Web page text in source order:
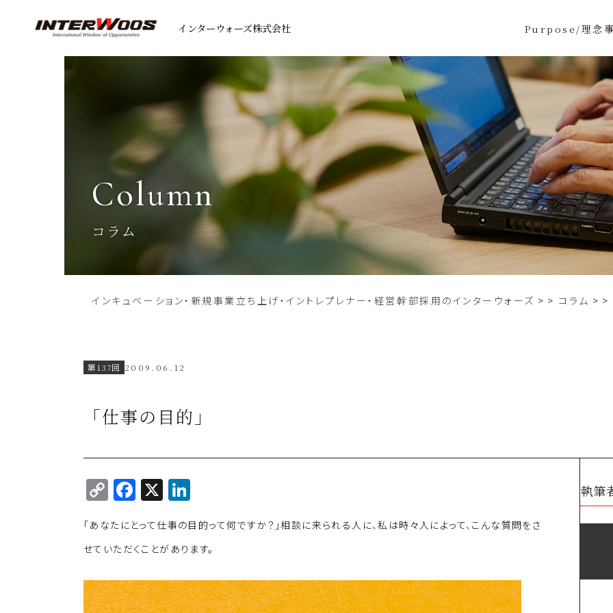
インターウォーズ株式会社 Purpose/理念
column
コラム
インキュベーション・新規事業立ち上げ・イントレプレナー・経営幹部採用のインターウォーズ > コラム >
第137回 2009.06.12
「仕事の目的」
C
o
p
y
Li
n
F
c
e
b
o
X
n
k
e
dI
n
「あなたにとって仕事の目的って何ですか？」相談に来られる人に、私は時々人によって、こんな質問をさ
せていただくことがあります。
執筆